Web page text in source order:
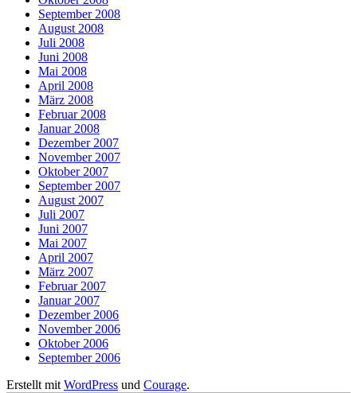
September 2008
August 2008
Juli 2008
Juni 2008
Mai 2008
April 2008
März 2008
Februar 2008
Januar 2008
Dezember 2007
November 2007
Oktober 2007
September 2007
August 2007
Juli 2007
Juni 2007
Mai 2007
April 2007
März 2007
Februar 2007
Januar 2007
Dezember 2006
November 2006
Oktober 2006
September 2006
Erstellt mit WordPress und Courage.